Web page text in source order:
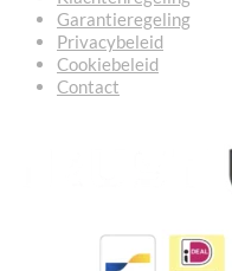
Garantieregeling
Privacybeleid
Cookiebeleid
Contact